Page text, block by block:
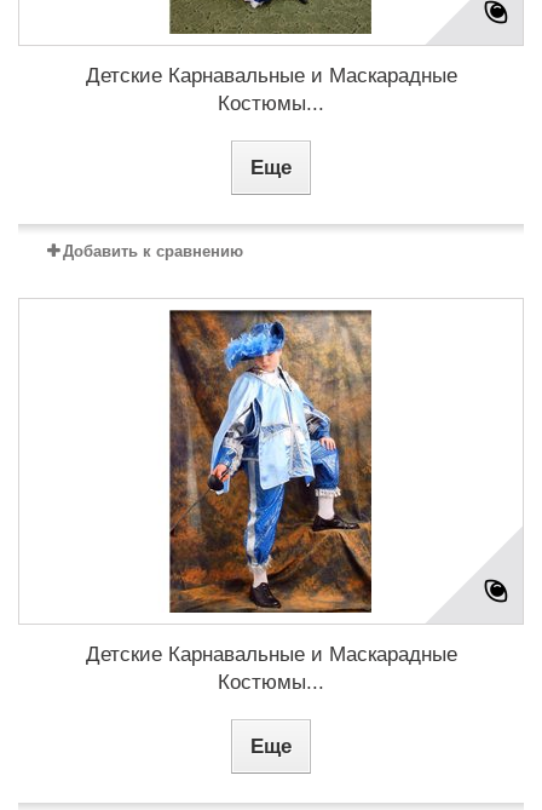
Детские Карнавальные и Маскарадные
Костюмы...
Еще
Добавить к сравнению
Детские Карнавальные и Маскарадные
Костюмы...
Еще